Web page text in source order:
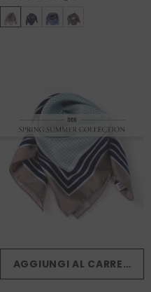
AGGIUNGI AL CARRELLO